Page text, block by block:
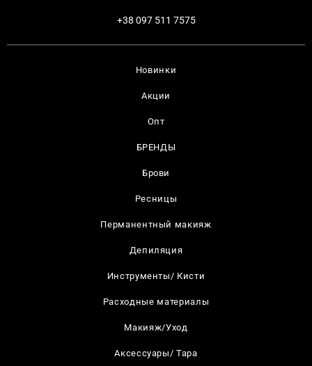
Новинки
Акции
Опт
БРЕНДЫ
Брови
Ресницы
Перманентный макияж
Депиляция
Инструменты/ Кисти
Расходные материалы
Макияж/Уход
Аксессуары/ Тара
+38 097 511 7575